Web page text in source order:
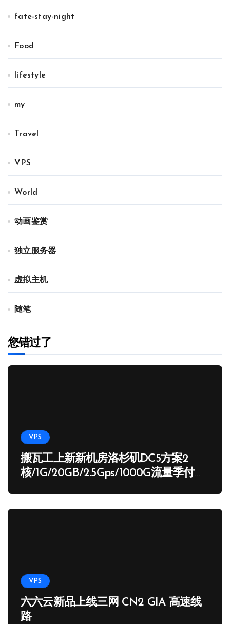
fate-stay-night
Food
lifestyle
my
Travel
VPS
World
动画鉴赏
独立服务器
虚拟主机
随笔
您错过了
VPS
搬瓦工上新新机房洛杉矶DC5方案2
核/1G/20GB/2.5Gps/1000G流量季付
VPS
六六云新品上线三网 CN2 GIA 高速线
路